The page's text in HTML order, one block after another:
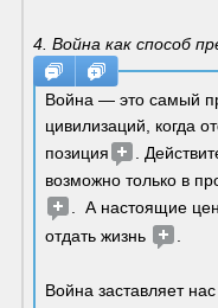
4. Война как способ
Война — это самый
цивилизаций, когда
позиция
.
возможно только в
.  А настоящие
отдать жизнь
Война заставляет